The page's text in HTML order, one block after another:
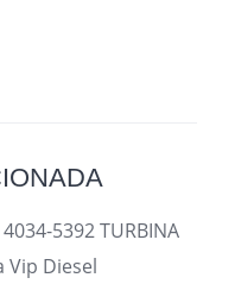
5392 TURBINA
Vip Diesel